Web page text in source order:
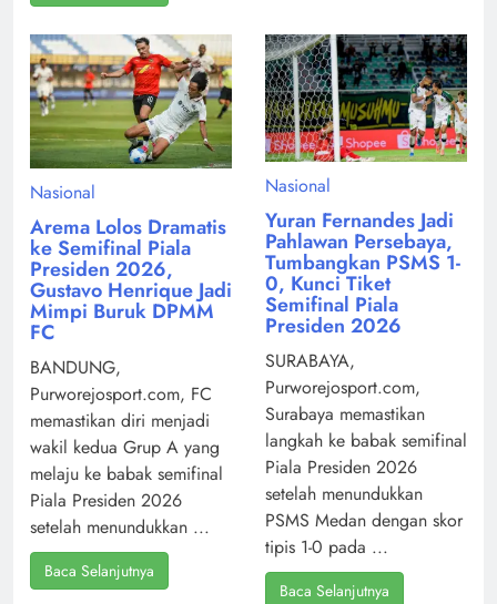
Nasional
Arema Lolos Dramatis
ke Semifinal Piala
Presiden 2026,
Gustavo Henrique Jadi
Mimpi Buruk DPMM
FC
BANDUNG,
Purworejosport.com, FC
memastikan diri menjadi
wakil kedua Grup A yang
melaju ke babak semifinal
Piala Presiden 2026
setelah menundukkan ...
Baca Selanjutnya
Nasional
Yuran Fernandes Jadi
Pahlawan Persebaya,
Tumbangkan PSMS 1-
0, Kunci Tiket
Semifinal Piala
Presiden 2026
SURABAYA,
Purworejosport.com,
Surabaya memastikan
langkah ke babak semifinal
Piala Presiden 2026
setelah menundukkan
PSMS Medan dengan skor
tipis 1-0 pada ...
Baca Selanjutnya